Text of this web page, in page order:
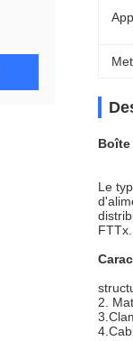
Le
FTTx.
2.